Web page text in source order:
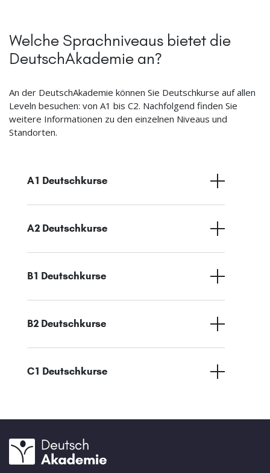
Welche Sprachniveaus bietet die
DeutschAkademie an?
An der DeutschAkademie können Sie Deutschkurse auf allen
Leveln besuchen: von A1 bis C2. Nachfolgend finden Sie
weitere Informationen zu den einzelnen Niveaus und
Standorten.
A1 Deutschkurse
A2 Deutschkurse
B1 Deutschkurse
B2 Deutschkurse
C1 Deutschkurse